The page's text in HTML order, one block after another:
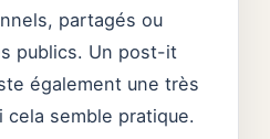
partagés ou
publics. Un post-it
également une très
cela semble pratique.